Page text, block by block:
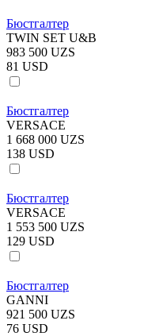
Бюстгалтер
TWIN SET U&B
983 500 UZS
81 USD
Бюстгалтер
VERSACE
1 668 000 UZS
138 USD
Бюстгалтер
VERSACE
1 553 500 UZS
129 USD
Бюстгалтер
GANNI
921 500 UZS
76 USD